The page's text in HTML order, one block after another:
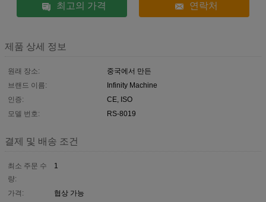
최고의 가격 연락처
제품 상세 정보
원래 장소:
중국에서 만든
브랜드 이름:
Infinity Machine
인증:
CE, ISO
모델 번호:
RS-8019
결제 및 배송 조건
최소 주문 수
량:
1
가격:
협상 가능